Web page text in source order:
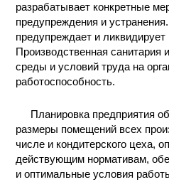
ХИМИЯ НА
ПРОИЗВОДСТВЕ
И ХИМИЧЕСКАЯ
ТЕХНОЛОГИЯ
разрабатывает конкретные
предупреждения и
предупреждает и
Производственная санитария
среды и условий труда на
работоспособность.
Планировка предприятия
размеры помещений всех
числе и кондитерского цеха,
действующим нормативам,
и оптимальные условия